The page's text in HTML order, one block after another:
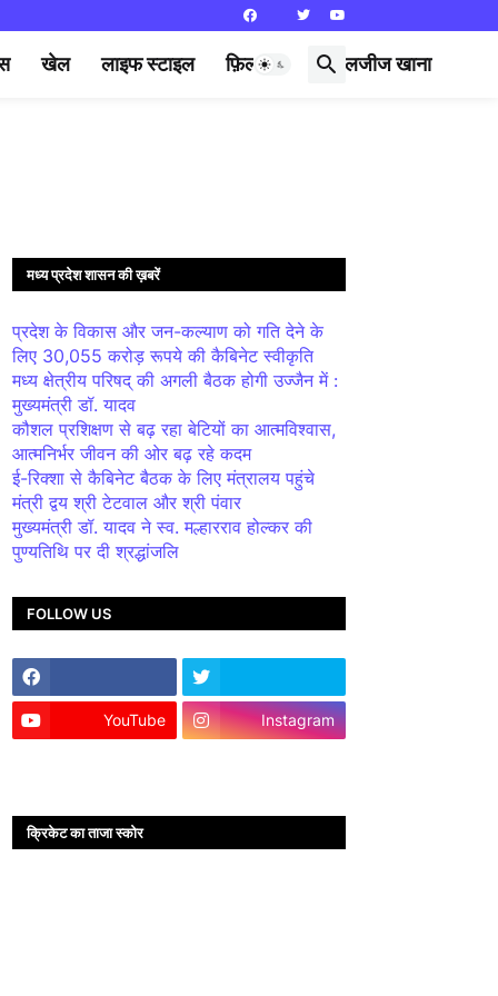
खेल लाइफ स्टाइल फ़िल्मी दुनिया लजीज खाना
मध्य प्रदेश शासन की ख़बरें
प्रदेश के विकास और जन-कल्याण को गति देने के
लिए 30,055 करोड़ रूपये की कैबिनेट स्वीकृति
मध्य क्षेत्रीय परिषद् की अगली बैठक होगी उज्जैन में :
मुख्यमंत्री डॉ. यादव
कौशल प्रशिक्षण से बढ़ रहा बेटियों का आत्मविश्वास,
आत्मनिर्भर जीवन की ओर बढ़ रहे कदम
ई-रिक्शा से कैबिनेट बैठक के लिए मंत्रालय पहुंचे
मंत्री द्वय श्री टेटवाल और श्री पंवार
मुख्यमंत्री डॉ. यादव ने स्व. मल्हारराव होल्कर की
पुण्यतिथि पर दी श्रद्धांजलि
FOLLOW US
YouTube Instagram
क्रिकेट का ताजा स्कोर